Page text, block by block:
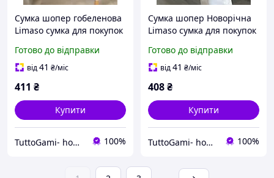
Сумка шопер гобеленова
Limaso сумка для покупок
Готово до відправки
від41 ₴/міс
411 ₴
Купити
TuttoGami- home textiles 100%
Сумка шопер Новорічна
Limaso сумка для покупок
Готово до відправки
від41 ₴/міс
408₴
Купити
TuttoGami- home textiles 100%